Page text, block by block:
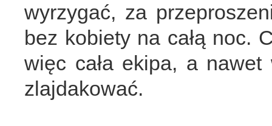
wyrzygać, za
bez kobiety na całą noc.
więc cała ekipa, a nawet
zlajdakować.